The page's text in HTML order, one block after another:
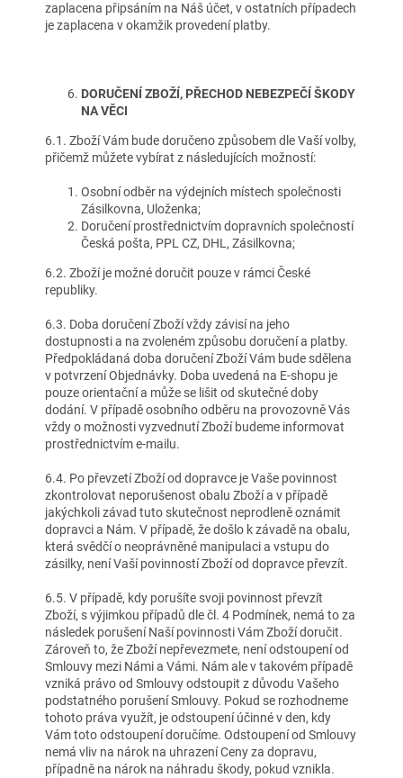
zaplacena připsáním na Náš účet, v ostatních případech
je zaplacena v okamžik provedení platby.
DORUČENÍ ZBOŽÍ, PŘECHOD NEBEZPEČÍ ŠKODY
NA VĚCI
6.1. Zboží Vám bude doručeno způsobem dle Vaší volby,
přičemž můžete vybírat z následujících možností:
Osobní odběr na výdejních místech společnosti
Zásilkovna, Uloženka;
Doručení prostřednictvím dopravních společností
Česká pošta, PPL CZ, DHL, Zásilkovna;
6.2. Zboží je možné doručit pouze v rámci České
republiky.
6.3. Doba doručení Zboží vždy závisí na jeho
dostupnosti a na zvoleném způsobu doručení a platby.
Předpokládaná doba doručení Zboží Vám bude sdělena
v potvrzení Objednávky. Doba uvedená na E-shopu je
pouze orientační a může se lišit od skutečné doby
dodání. V případě osobního odběru na provozovně Vás
vždy o možnosti vyzvednutí Zboží budeme informovat
prostřednictvím e-mailu.
6.4. Po převzetí Zboží od dopravce je Vaše povinnost
zkontrolovat neporušenost obalu Zboží a v případě
jakýchkoli závad tuto skutečnost neprodleně oznámit
dopravci a Nám. V případě, že došlo k závadě na obalu,
která svědčí o neoprávněné manipulaci a vstupu do
zásilky, není Vaší povinností Zboží od dopravce převzít.
6.5. V případě, kdy porušíte svoji povinnost převzít
Zboží, s výjimkou případů dle čl. 4 Podmínek, nemá to za
následek porušení Naší povinnosti Vám Zboží doručit.
Zároveň to, že Zboží nepřevezmete, není odstoupení od
Smlouvy mezi Námi a Vámi. Nám ale v takovém případě
vzniká právo od Smlouvy odstoupit z důvodu Vašeho
podstatného porušení Smlouvy. Pokud se rozhodneme
tohoto práva využít, je odstoupení účinné v den, kdy
Vám toto odstoupení doručíme. Odstoupení od Smlouvy
nemá vliv na nárok na uhrazení Ceny za dopravu,
případně na nárok na náhradu škody, pokud vznikla.